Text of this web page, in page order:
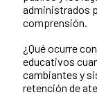
administrados
comprensión.
¿Qué ocurre
educativos
cambiantes y
retención de